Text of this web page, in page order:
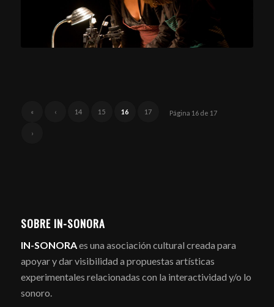
Página 16 de 17
« ‹ 14 15 16 17
›
SOBRE IN-SONORA
IN-SONORAes una asociación cultural creada para
apoyar y dar visibilidad a propuestas artísticas
experimentales relacionadas con la interactividad y/o lo
sonoro.